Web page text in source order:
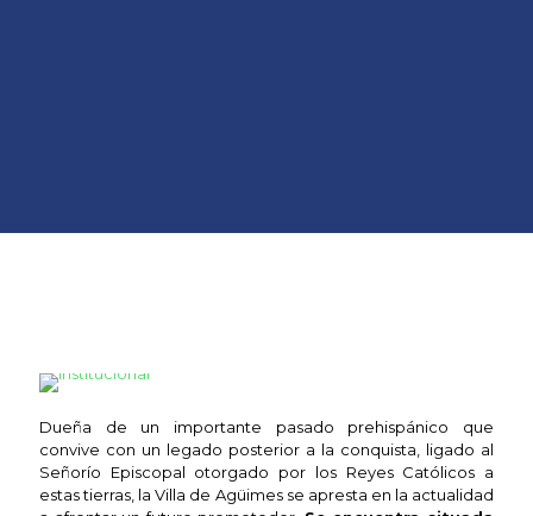
Dueña de un importante pasado prehispánico que
convive con un legado posterior a la conquista, ligado al
Señorío Episcopal otorgado por los Reyes Católicos a
estas tierras, la Villa de Agüimes se apresta en la actualidad